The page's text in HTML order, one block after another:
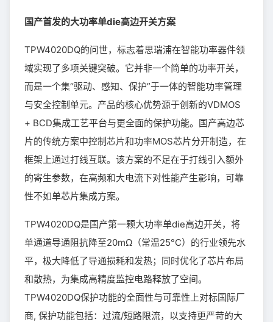
国产首发的大功率单die高边开关方案
TPW4020DQ的问世，标志着思瑞浦在智能功率器件领
域实现了多项关键突破。它并非一个简单的功率开关，
而是一个集“驱动、感知、保护”于一体的智能功率管理
与安全控制单元。产品的核心优势源于创新的VDMOS
+ BCD集成工艺平台与更全面的保护功能。国产高边芯
片的传统方案中控制芯片和功率MOS芯片分开制造，在
框架上通过打线互联。该方案的不足在于打线引入额外
的寄生参数，在高频和大电流下对性能产生影响，可靠
性不如单芯片集成方案。
TPW4020DQ是国产第一颗大功率单die高边开关，将
单通道导通阻抗降至20mΩ（常温25°C）的行业领先水
平，极大降低了导通损耗和发热；同时优化了芯片布局
和散热，为集成高精度监控电路释放了空间。
TPW4020DQ保护功能的全面性与可靠性上对标国际厂
商, 保护功能包括：过流/短路限流，以支持更严苛的大